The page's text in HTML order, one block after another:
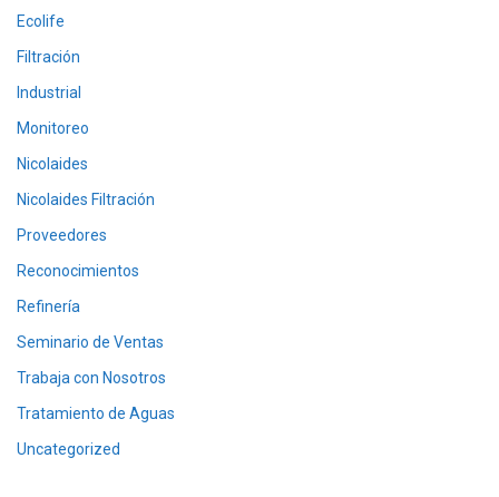
Ecolife
Filtración
Industrial
Monitoreo
Nicolaides
Nicolaides Filtración
Proveedores
Reconocimientos
Refinería
Seminario de Ventas
Trabaja con Nosotros
Tratamiento de Aguas
Uncategorized